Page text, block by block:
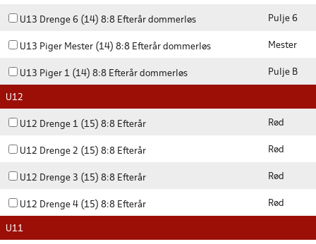
U13 Drenge 6 (14) 8:8 Efterår dommerløs Pulje 6
U13 Piger Mester (14) 8:8 Efterår dommerløs Mester
U13 Piger 1 (14) 8:8 Efterår dommerløs Pulje B
U12
U12 Drenge 1 (15) 8:8 Efterår Rød
U12 Drenge 2 (15) 8:8 Efterår Rød
U12 Drenge 3 (15) 8:8 Efterår Rød
U12 Drenge 4 (15) 8:8 Efterår Rød
U11